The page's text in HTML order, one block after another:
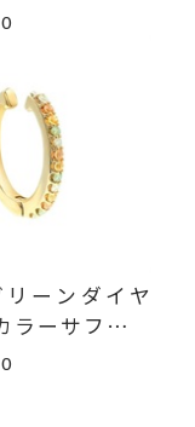
リーンダイヤ
ラーサファイ
ンドイヤー